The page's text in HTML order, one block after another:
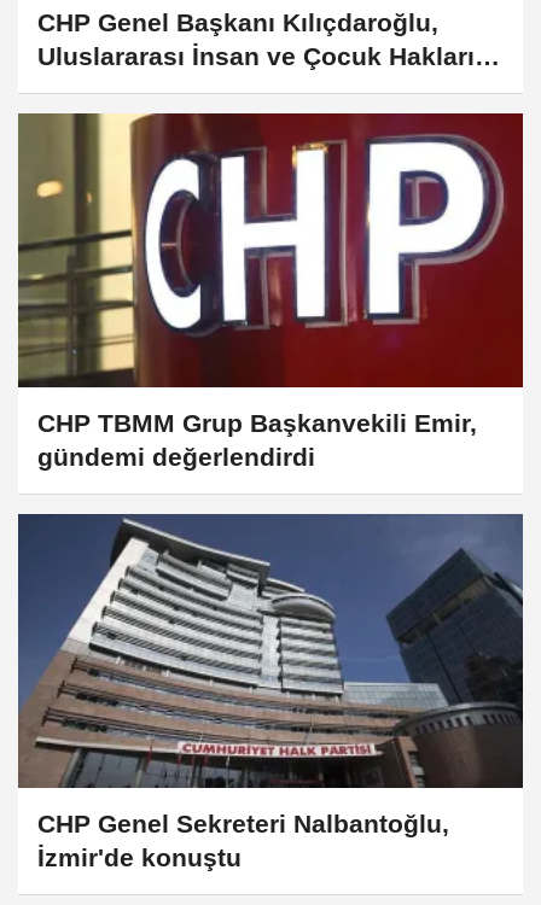
CHP Genel Başkanı Kılıçdaroğlu,
Uluslararası İnsan ve Çocuk Hakları
Derneği yöneticilerini kabul etti
CHP TBMM Grup Başkanvekili Emir,
gündemi değerlendirdi
CHP Genel Sekreteri Nalbantoğlu,
İzmir'de konuştu